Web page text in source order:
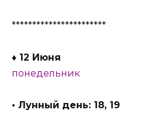
***********************
♦ 12 Июня
понедельник
• Лунный день: 18, 19